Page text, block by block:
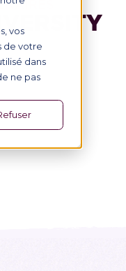
vos
de votre
dans
ne pas